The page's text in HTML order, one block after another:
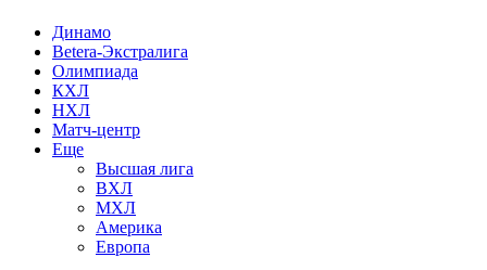
Динамо
Betera-Экстралига
Олимпиада
КХЛ
НХЛ
Матч-центр
Еще
Высшая лига
ВХЛ
МХЛ
Америка
Европа